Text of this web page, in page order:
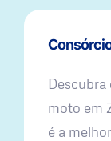
moto em
é a